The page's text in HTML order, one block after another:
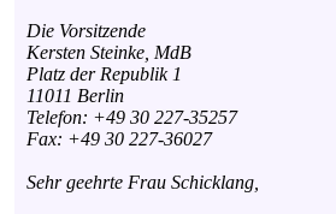
Die Vorsitzende
Kersten Steinke, MdB
Platz der Republik 1
11011 Berlin
Telefon: +49 30 227-35257
Fax: +49 30 227-36027
Sehr geehrte Frau Schicklang,